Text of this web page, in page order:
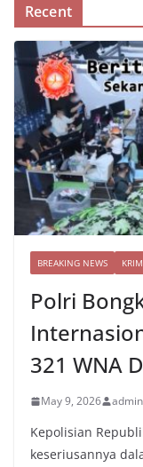
Recent
BREAKING NEWS
Polri
321 WNA
May 9, 2026 admin
Kepolisian
keseriusannya